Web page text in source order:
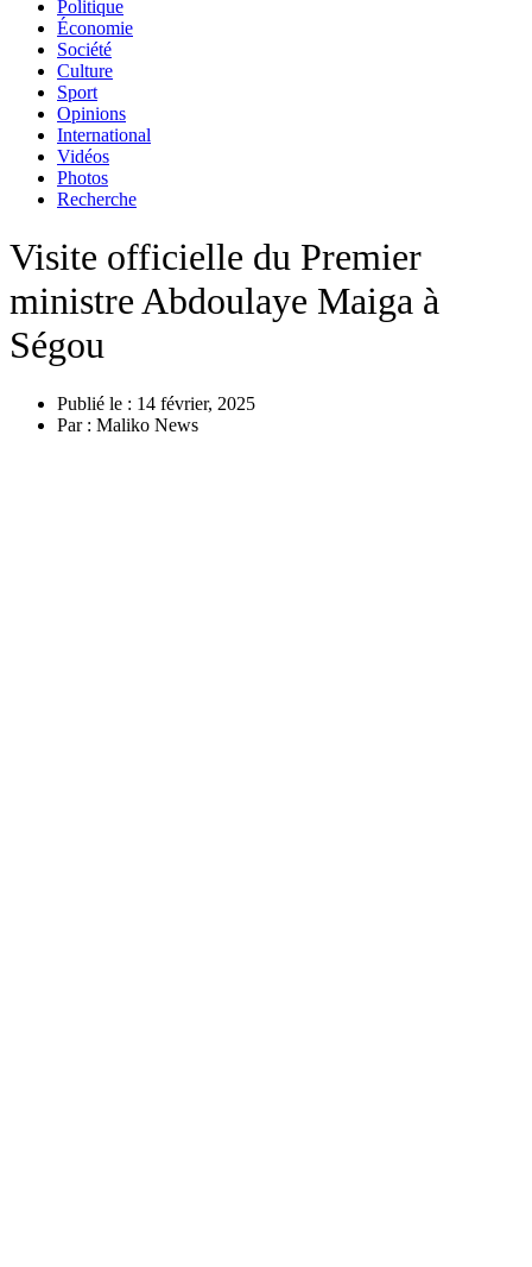
Politique
Économie
Société
Culture
Sport
Opinions
International
Vidéos
Photos
Recherche
Visite officielle du Premier
ministre Abdoulaye Maiga à
Ségou
Publié le : 14 février, 2025
Par : Maliko News